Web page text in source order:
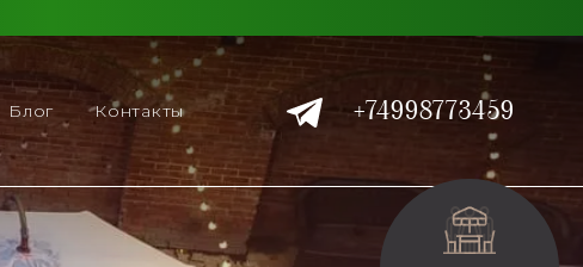
Блог Контакты +74998773459